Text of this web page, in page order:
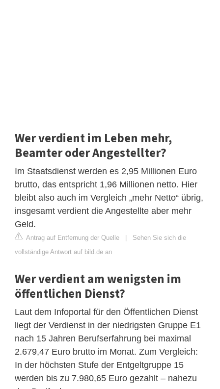
Wer verdient im Leben mehr,
Beamter oder Angestellter?
Im Staatsdienst werden es 2,95 Millionen Euro
brutto, das entspricht 1,96 Millionen netto. Hier
bleibt also auch im Vergleich „mehr Netto“ übrig,
insgesamt verdient die Angestellte aber mehr
Geld.
Antrag auf Entfernung der Quelle | Sehen Sie sich die
vollständige Antwort auf bild.de an
Wer verdient am wenigsten im
öffentlichen Dienst?
Laut dem Infoportal für den Öffentlichen Dienst
liegt der Verdienst in der niedrigsten Gruppe E1
nach 15 Jahren Berufserfahrung bei maximal
2.679,47 Euro brutto im Monat. Zum Vergleich:
In der höchsten Stufe der Entgeltgruppe 15
werden bis zu 7.980,65 Euro gezahlt – nahezu